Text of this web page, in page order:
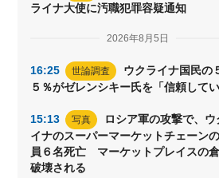
ライナ大使に汚職犯罪容疑通知
2026年8月5日
16:25 世論調査
ウクライナ国民の
５％がゼレンシキー氏を「信頼してい
15:13 写真
ロシア軍の攻撃で、ウ
イナのスーパーマーケットチェーン
員６名死亡 マーケットプレイスの
破壊される